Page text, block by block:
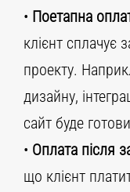
• Поетапна
клієнт сплачує
проекту.
дизайну,
сайт буде
• Оплата після
що клієнт